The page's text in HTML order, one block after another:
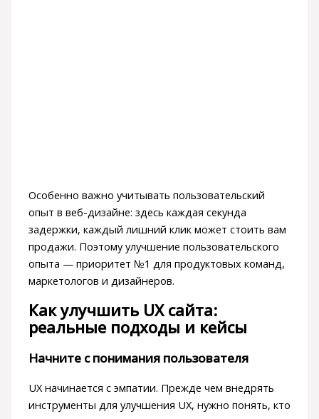
Особенно важно учитывать пользовательский
опыт в веб-дизайне: здесь каждая секунда
задержки, каждый лишний клик может стоить вам
продажи. Поэтому улучшение пользовательского
опыта — приоритет №1 для продуктовых команд,
маркетологов и дизайнеров.
Как улучшить UX сайта:
реальные подходы и кейсы
Начните с понимания пользователя
UX начинается с эмпатии. Прежде чем внедрять
инструменты для улучшения UX, нужно понять, кто